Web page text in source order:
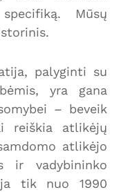
Mūsų
palyginti su
yra gana
– beveik
reiškia atlikėjų
atlikėjo
ir vadybininko
tik nuo 1990